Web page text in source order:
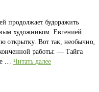
продолжает будоражить
художником Евгенией
открытку. Вот так, необычно,
работы: — Тайга
… Читать далее